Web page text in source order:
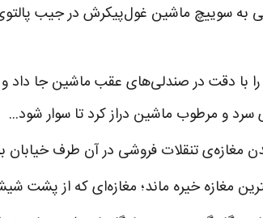
سوییچ ماشین غول‌پیکرش در جیب
با دقت در صندلی‌های عقب ماشین جا
و مرطوب ماشین دراز کرد تا سوار شود...
مغازه‌ی تنقلات فروشی در آن طرف خیابان
مغازه خیره ماند؛ مغازه‌ای که از پشت